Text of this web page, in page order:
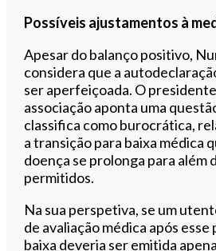
Possíveis ajustamentos à
Apesar do balanço positivo,
considera que a
ser aperfeiçoada. O
associação aponta uma
classifica como burocrática,
a transição para baixa médica
doença se prolonga para além
permitidos.
Na sua perspetiva, se um
de avaliação médica após esse
baixa deveria ser emitida